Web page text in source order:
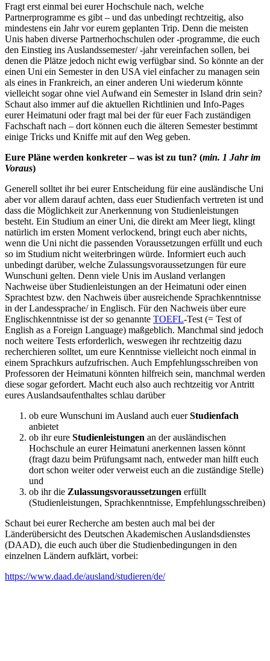
Fragt erst einmal bei eurer Hochschule nach, welche
Partnerprogramme es gibt ­­– und das unbedingt rechtzeitig, also
mindestens ein Jahr vor eurem geplanten Trip. Denn die meisten
Unis haben diverse Partnerhochschulen oder -programme, die euch
den Einstieg ins Auslandssemester/ -jahr vereinfachen sollen, bei
denen die Plätze jedoch nicht ewig verfügbar sind. So könnte an der
einen Uni ein Semester in den USA viel einfacher zu managen sein
als eines in Frankreich, an einer anderen Uni wiederum könnte
vielleicht sogar ohne viel Aufwand ein Semester in Island drin sein?
Schaut also immer auf die aktuellen Richtlinien und Info-Pages
eurer Heimatuni oder fragt mal bei der für euer Fach zuständigen
Fachschaft nach – dort können euch die älteren Semester bestimmt
einige Tricks und Kniffe mit auf den Weg geben.
Eure Pläne werden konkreter – was ist zu tun? (min. 1 Jahr im
Voraus)
Generell solltet ihr bei eurer Entscheidung für eine ausländische Uni
aber vor allem darauf achten, dass euer Studienfach vertreten ist und
dass die Möglichkeit zur Anerkennung von Studienleistungen
besteht. Ein Studium an einer Uni, die direkt am Meer liegt, klingt
natürlich im ersten Moment verlockend, bringt euch aber nichts,
wenn die Uni nicht die passenden Voraussetzungen erfüllt und euch
so im Studium nicht weiterbringen würde. Informiert euch auch
unbedingt darüber, welche Zulassungsvoraussetzungen für eure
Wunschuni gelten. Denn viele Unis im Ausland verlangen
Nachweise über Studienleistungen an der Heimatuni oder einen
Sprachtest bzw. den Nachweis über ausreichende Sprachkenntnisse
in der Landessprache/ in Englisch. Für den Nachweis über eure
Englischkenntnisse ist der so genannte TOEFL-Test (= Test of
English as a Foreign Language) maßgeblich. Manchmal sind jedoch
noch weitere Tests erforderlich, weswegen ihr rechtzeitig dazu
recherchieren solltet, um eure Kenntnisse vielleicht noch einmal in
einem Sprachkurs aufzufrischen. Auch Empfehlungsschreiben von
Professoren der Heimatuni könnten hilfreich sein, manchmal werden
diese sogar gefordert. Macht euch also auch rechtzeitig vor Antritt
eures Auslandsaufenthaltes schlau darüber
ob eure Wunschuni im Ausland auch euerStudienfach
anbietet
ob ihr eure Studienleistungen an der ausländischen
Hochschule an eurer Heimatuni anerkennen lassen könnt
(fragt dazu beim Prüfungsamt nach, entweder man hilft euch
dort schon weiter oder verweist euch an die zuständige Stelle)
und
ob ihr die Zulassungsvoraussetzungen erfüllt
(Studienleistungen, Sprachkenntnisse, Empfehlungsschreiben)
Schaut bei eurer Recherche am besten auch mal bei der
Länderübersicht des Deutschen Akademischen Auslandsdienstes
(DAAD), die euch auch über die Studienbedingungen in den
einzelnen Ländern aufklärt, vorbei:
https://www.daad.de/ausland/studieren/de/